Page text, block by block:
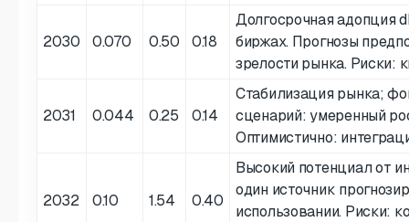
2030 0.070 0.50 0.18
Долгосрочная адопция
биржах. Прогнозы
зрелости рынка. Риски:
2031 0.044 0.25 0.14
Стабилизация рынка;
сценарий: умеренный
Оптимистично:
2032 0.10 1.54 0.40
Высокий потенциал от
один источник
использовании. Риски: